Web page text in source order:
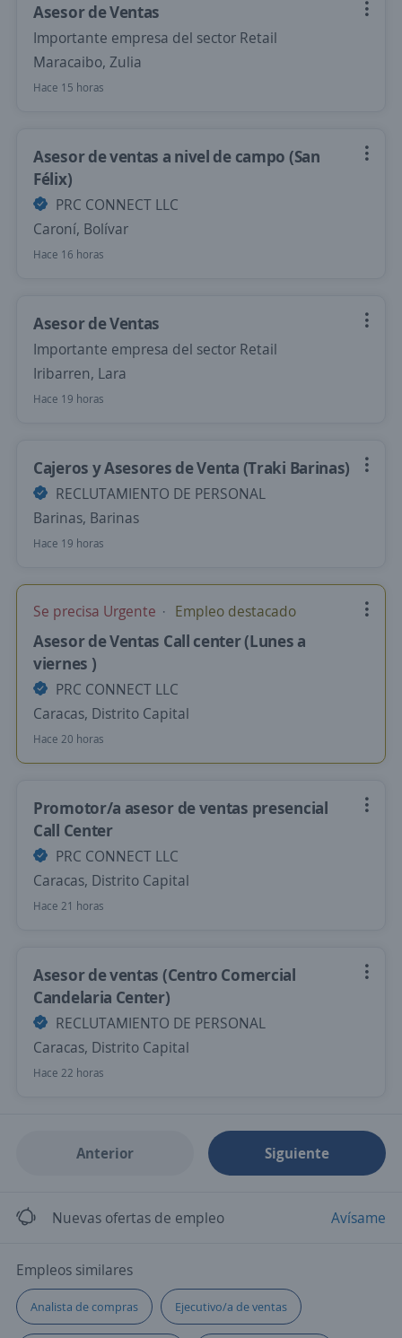
Asesor de Ventas
Importante empresa del sector Retail
Maracaibo, Zulia
Hace 15 horas
Asesor de ventas a nivel de campo (San
Félix)
PRC CONNECT LLC
Caroní, Bolívar
Hace 16 horas
Asesor de Ventas
Importante empresa del sector Retail
Iribarren, Lara
Hace 19 horas
Cajeros y Asesores de Venta (Traki Barinas)
RECLUTAMIENTO DE PERSONAL
Barinas, Barinas
Hace 19 horas
Se precisa Urgente Empleo destacado
Asesor de Ventas Call center (Lunes a
viernes )
PRC CONNECT LLC
Caracas, Distrito Capital
Hace 20 horas
Promotor/a asesor de ventas presencial
Call Center
PRC CONNECT LLC
Caracas, Distrito Capital
Hace 21 horas
Asesor de ventas (Centro Comercial
Candelaria Center)
RECLUTAMIENTO DE PERSONAL
Caracas, Distrito Capital
Hace 22 horas
Anterior Siguiente
Nuevas ofertas de empleo Avísame
Empleos similares
Analista de compras Ejecutivo/a de ventas